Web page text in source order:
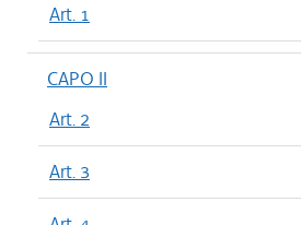
Art. 1
CAPO II
Art. 2
Art. 3